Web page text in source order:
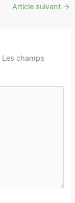
Article suivant →
Les champs